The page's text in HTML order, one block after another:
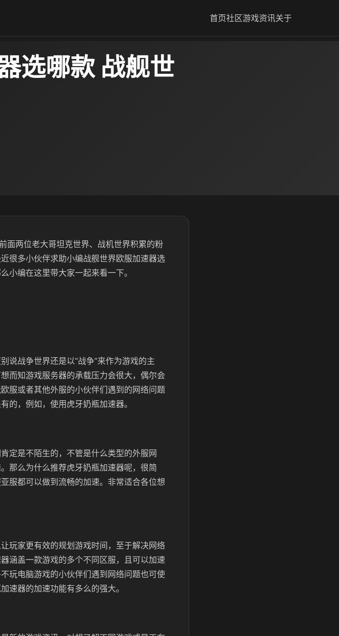
首页社区游戏资讯关于
选哪款 战舰世
面两位老大哥坦克世界、战机世界积累的粉
很多小伙伴求助小编战舰世界欧服加速器选
小编在这里带大家一起来看一下。
说战争世界还是以“战争”来作为游戏的主
而知游戏服务器的承载压力会很大，偶尔会
服或者其他外服的小伙伴们遇到的网络问题
的，例如，使用虎牙奶瓶加速器。
定是不陌生的，不管是什么类型的外服网
那么为什么推荐虎牙奶瓶加速器呢，很简
服都可以做到流畅的加速。非常适合各位想
玩家更有效的规划游戏时间，至于解决网络
涵盖一款游戏的多个不同区服，且可以加速
玩电脑游戏的小伙伴们遇到网络问题也可使
速器的加速功能有多么的强大。